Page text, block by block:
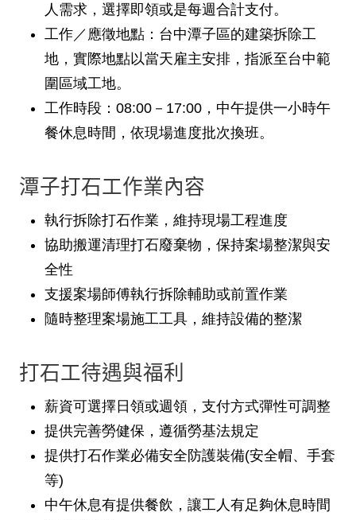
人需求，選擇即領或是每週合計支付。
工作／應徵地點 ：台中潭子區的建築拆除工
地，實際地點以當天雇主安排，指派至台中範
圍區域工地。
工作時段 ：08:00－17:00，中午提供一小時午
餐休息時間，依現場進度批次換班。
潭子打石工作業內容
執行拆除打石作業，維持現場工程進度
協助搬運清理打石廢棄物，保持案場整潔與安
全性
支援案場師傅執行拆除輔助或前置作業
隨時整理案場施工工具，維持設備的整潔
打石工待遇與福利
薪資可選擇日領或週領，支付方式彈性可調整
提供完善勞健保，遵循勞基法規定
提供打石作業必備安全防護裝備(安全帽、手套
等)
中午休息有提供餐飲，讓工人有足夠休息時間